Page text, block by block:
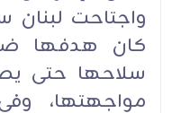
كان هدفها
سلاحها حتى